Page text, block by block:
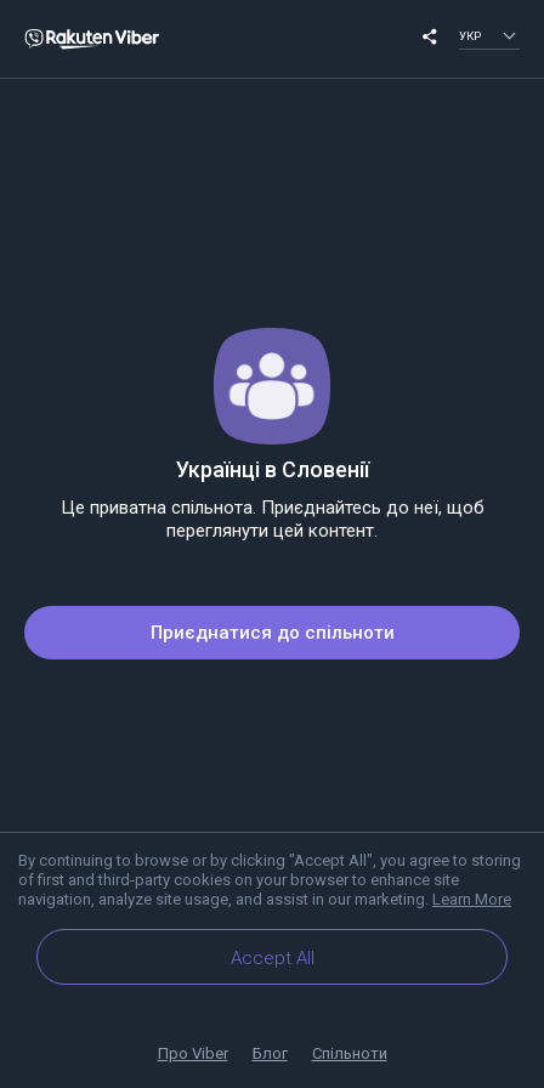
УКР
By continuing to browse or by clicking "Accept All", you agree to storing
of first and third-party cookies on your browser to enhance site
navigation, analyze site usage, and assist in our marketing. Learn More
Accept All
Українці в Словенії
Це приватна спільнота. Приєднайтесь до неї, щоб
переглянути цей контент.
Приєднатися до спільноти
Про Viber Блог Спільноти